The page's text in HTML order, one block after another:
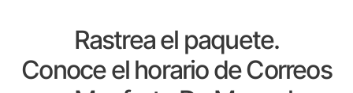
Rastrea el paquete.
Conoce el horario de Correos